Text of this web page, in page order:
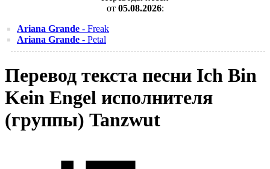
от 05.08.2026:
Ariana Grande - Freak
Ariana Grande - Petal
Перевод текста песни Ich Bin
Kein Engel исполнителя
(группы) Tanzwut